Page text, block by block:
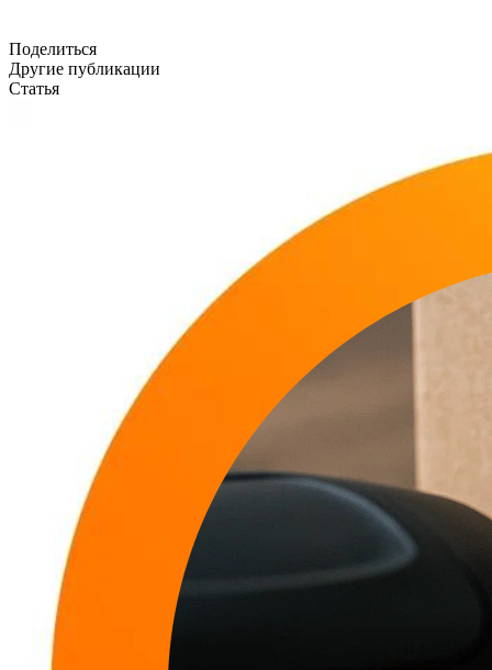
Поделиться
Другие публикации
Статья